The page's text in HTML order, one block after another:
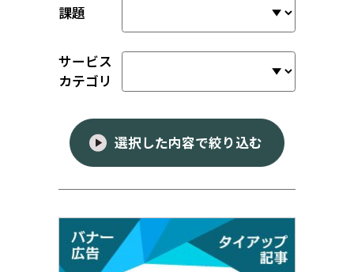
課題
サービス
カテゴリ
選択した内容で絞り込む